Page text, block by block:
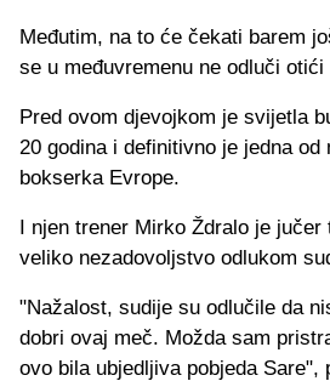
Međutim, na to će čekati barem
se u međuvremenu ne odluči
Pred ovom djevojkom je svijetla
20 godina i definitivno je jedna od
bokserka Evrope.
I njen trener Mirko Ždralo je jučer
veliko nezadovoljstvo odlukom
"Nažalost, sudije su odlučile da
dobri ovaj meč. Možda sam
ovo bila ubjedljiva pobjeda Sare",